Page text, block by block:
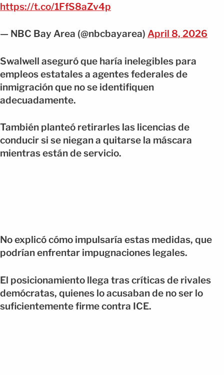
https://t.co/1FfS8aZv4p
— NBC Bay Area (@nbcbayarea) April 8, 2026
Swalwell aseguró que haría inelegibles para
empleos estatales a agentes federales de
inmigración que no se identifiquen
adecuadamente.
También planteó retirarles las licencias de
conducir si se niegan a quitarse la máscara
mientras están de servicio.
No explicó cómo impulsaría estas medidas, que
podrían enfrentar impugnaciones legales.
El posicionamiento llega tras críticas de rivales
demócratas, quienes lo acusaban de no ser lo
suficientemente firme contra ICE.